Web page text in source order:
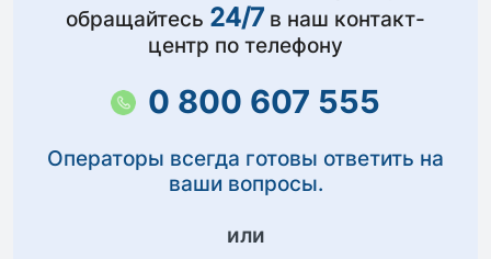
обращайтесь 24/7 в наш контакт-
центр по телефону
0 800 607 555
Операторы всегда готовы ответить на
ваши вопросы.
или